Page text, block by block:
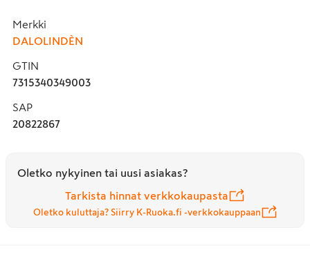
Merkki
DALOLINDÈN
GTIN
7315340349003
SAP
20822867
Oletko nykyinen tai uusi asiakas?
Tarkista hinnat verkkokaupasta
Oletko kuluttaja? Siirry K-Ruoka.fi -verkkokauppaan